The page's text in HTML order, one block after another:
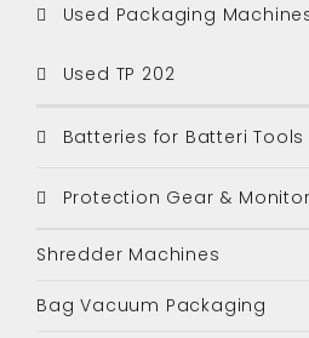
Used Packaging
Used TP 202
Batteries for Batteri Tools
Protection Gear &
Shredder Machines
Bag Vacuum Packaging